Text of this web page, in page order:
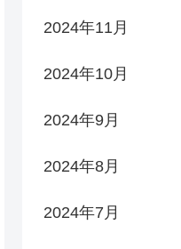
2024年11月
2024年10月
2024年9月
2024年8月
2024年7月